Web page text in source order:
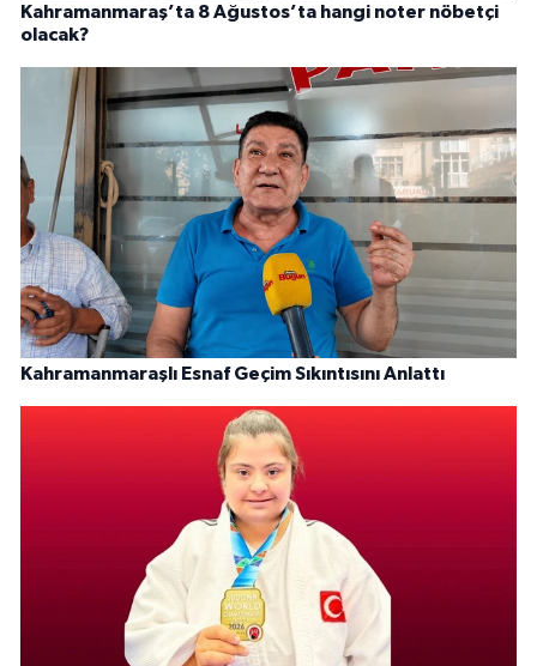
Kahramanmaraş’ta 8 Ağustos’ta hangi noter nöbetçi
olacak?
Kahramanmaraşlı Esnaf Geçim Sıkıntısını Anlattı